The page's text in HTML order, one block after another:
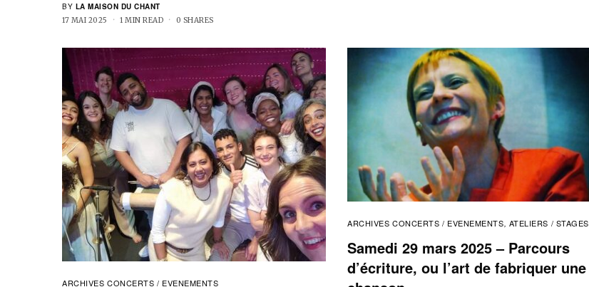
BY LA MAISON DU CHANT
17 MAI 2025 1 MIN READ 0 SHARES
ARCHIVES CONCERTS / EVENEMENTS
ARCHIVES CONCERTS / EVENEMENTS, ATELIERS / STAGES
Samedi 29 mars 2025 – Parcours
d’écriture, ou l’art de fabriquer une